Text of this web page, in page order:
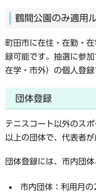
鶴間公園のみ適用
町田市に在住・在勤・在
録可能です。抽選に参
在学・市外）の個人登録
団体登録
テニスコート以外のス
以上の団体で、代表者が
団体登録には、市内団
市内団体：利用月